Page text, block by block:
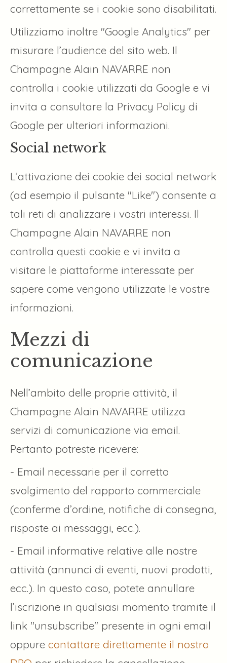
correttamente se i cookie sono disabilitati.
Utilizziamo inoltre "Google Analytics" per
misurare l’audience del sito web. Il
Champagne Alain NAVARRE non
controlla i cookie utilizzati da Google e vi
invita a consultare la Privacy Policy di
Google per ulteriori informazioni.
Social network
L’attivazione dei cookie dei social network
(ad esempio il pulsante "Like") consente a
tali reti di analizzare i vostri interessi. Il
Champagne Alain NAVARRE non
controlla questi cookie e vi invita a
visitare le piattaforme interessate per
sapere come vengono utilizzate le vostre
informazioni.
Mezzi di
comunicazione
Nell’ambito delle proprie attività, il
Champagne Alain NAVARRE utilizza
servizi di comunicazione via email.
Pertanto potreste ricevere:
- Email necessarie per il corretto
svolgimento del rapporto commerciale
(conferme d’ordine, notifiche di consegna,
risposte ai messaggi, ecc.).
- Email informative relative alle nostre
attività (annunci di eventi, nuovi prodotti,
ecc.). In questo caso, potete annullare
l’iscrizione in qualsiasi momento tramite il
link "unsubscribe" presente in ogni email
oppure contattare direttamente il nostro